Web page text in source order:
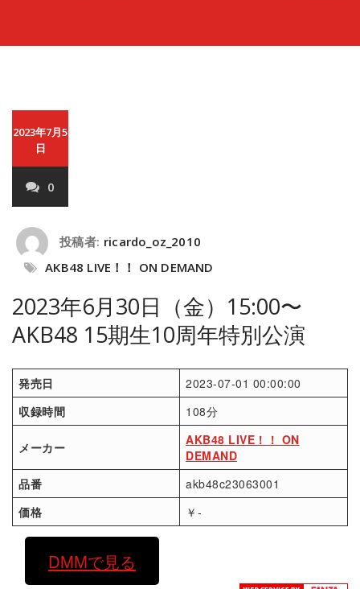
2023年7月5
日
0
投稿者: ricardo_oz_2010
AKB48 LIVE！！ ON DEMAND
2023年6月30日（金）15:00〜
AKB48 15期生10周年特別公演
発売日
2023-07-01 00:00:00
収録時間
108分
メーカー
AKB48 LIVE！！ ON
DEMAND
品番
akb48c23063001
価格
￥-
DMMで見る